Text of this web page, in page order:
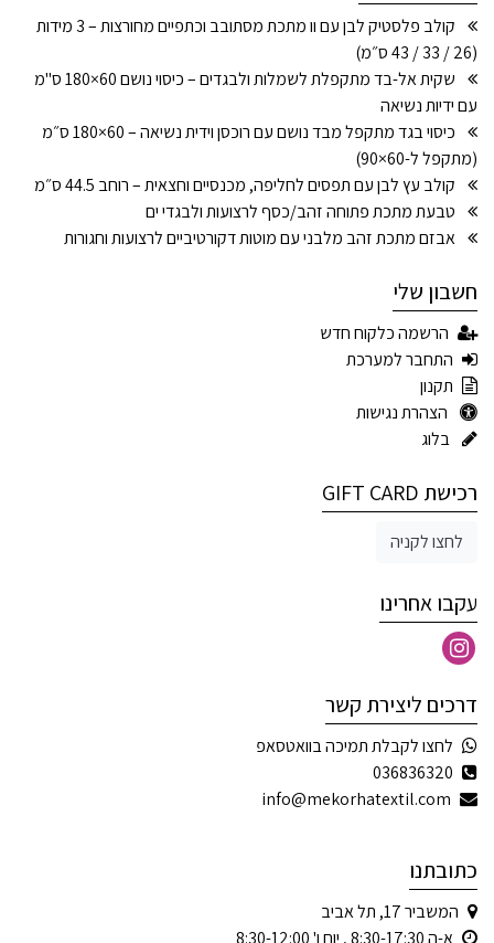
קולב פלסטיק לבן עם וו מתכת מסתובב וכתפיים מחורצות – 3 מידות
(26 / 33 / 43 ס״מ)
שקית אל-בד מתקפלת לשמלות ולבגדים – כיסוי נושם 60×180 ס"מ
עם ידיות נשיאה
כיסוי בגד מתקפל מבד נושם עם רוכסן וידית נשיאה – 60×180 ס״מ
(מתקפל ל-60×90)
קולב עץ לבן עם תפסים לחליפה, מכנסיים וחצאית – רוחב 44.5 ס״מ
טבעת מתכת פתוחה זהב/כסף לרצועות ולבגדי ים
אבזם מתכת זהב מלבני עם מוטות דקורטיביים לרצועות וחגורות
חשבון שלי
הרשמה כלקוח חדש
התחבר למערכת
תקנון
הצהרת נגישות
בלוג
רכישת GIFT CARD
לחצו לקניה
עקבו אחרינו
דרכים ליצירת קשר
לחצו לקבלת תמיכה בוואטסאפ
036836320
info@mekorhatextil.com
כתובתנו
המשביר 17, תל אביב
א-ה 8:30-17:30 , יום ו' 8:30-12:00